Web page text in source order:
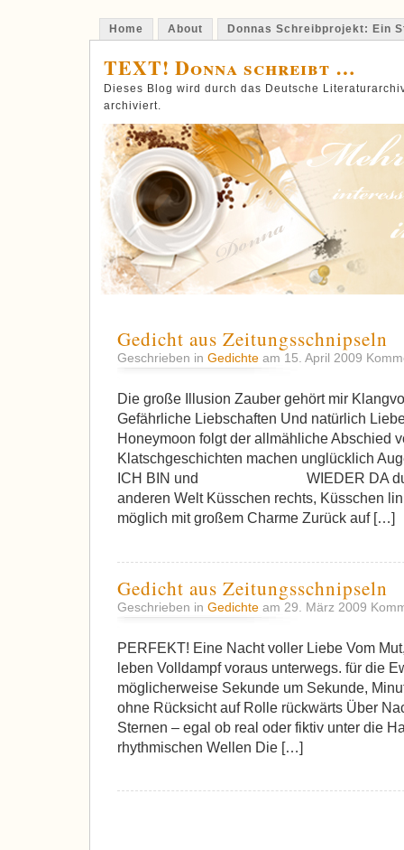
Home About Donnas Schreibprojekt: Ein
TEXT! Donna schreibt …
Dieses Blog wird durch das Deutsche
archiviert.
Gedicht aus Zeitungsschnipseln
Geschrieben in Gedichte am 15. April 2009
Die große Illusion Zauber gehört mir
Gefährliche Liebschaften Und natürlich
Honeymoon folgt der allmähliche Abschied
Klatschgeschichten machen
ICH BIN und WIEDER DA durch
anderen Welt Küsschen rechts, Küsschen
möglich mit großem Charme Zurück auf […]
Gedicht aus Zeitungsschnipseln
Geschrieben in Gedichte am 29. März 2009
PERFEKT! Eine Nacht voller Liebe Vom
leben Volldampf voraus unterwegs. für die
möglicherweise Sekunde um Sekunde,
ohne Rücksicht auf Rolle rückwärts Über
Sternen – egal ob real oder fiktiv unter die
rhythmischen Wellen Die […]